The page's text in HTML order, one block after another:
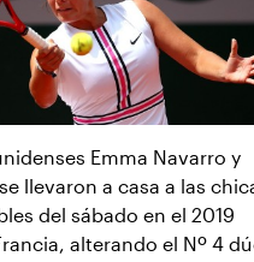
Emma Navarro y
llevaron a casa a las
del sábado en el 2019
alterando el Nº 4